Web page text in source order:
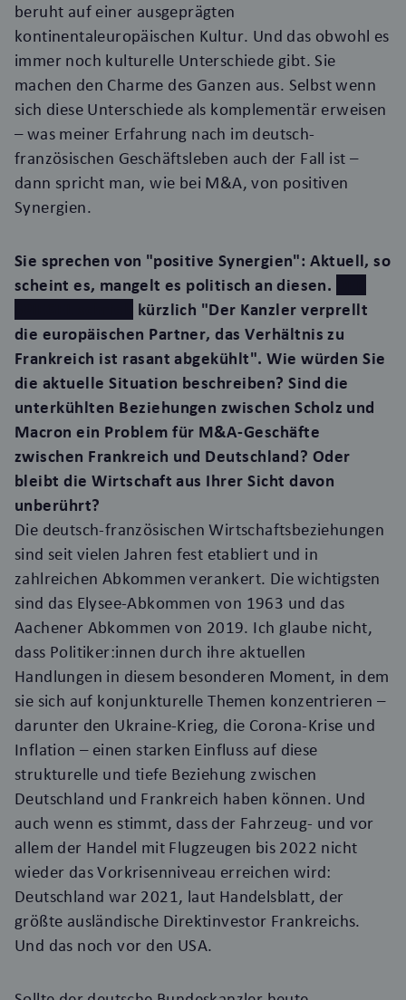
beruht auf einer ausgeprägten
kontinentaleuropäischen Kultur. Und das obwohl es
immer noch kulturelle Unterschiede gibt. Sie
machen den Charme des Ganzen aus. Selbst wenn
sich diese Unterschiede als komplementär erweisen
– was meiner Erfahrung nach im deutsch-
französischen Geschäftsleben auch der Fall ist –
dann spricht man, wie bei M&A, von positiven
Synergien.
Sie sprechen von "positive Synergien": Aktuell, so
scheint es, mangelt es politisch an diesen.
kürzlich "Der Kanzler verprellt
die europäischen Partner, das Verhältnis zu
Frankreich ist rasant abgekühlt". Wie würden Sie
die aktuelle Situation beschreiben? Sind die
unterkühlten Beziehungen zwischen Scholz und
Macron ein Problem für M&A-Geschäfte
zwischen Frankreich und Deutschland? Oder
bleibt die Wirtschaft aus Ihrer Sicht davon
unberührt?
Die deutsch-französischen Wirtschaftsbeziehungen
sind seit vielen Jahren fest etabliert und in
zahlreichen Abkommen verankert. Die wichtigsten
sind das Elysee-Abkommen von 1963 und das
Aachener Abkommen von 2019. Ich glaube nicht,
dass Politiker:innen durch ihre aktuellen
Handlungen in diesem besonderen Moment, in dem
sie sich auf konjunkturelle Themen konzentrieren –
darunter den Ukraine-Krieg, die Corona-Krise und
Inflation – einen starken Einfluss auf diese
strukturelle und tiefe Beziehung zwischen
Deutschland und Frankreich haben können. Und
auch wenn es stimmt, dass der Fahrzeug- und vor
allem der Handel mit Flugzeugen bis 2022 nicht
wieder das Vorkrisenniveau erreichen wird:
Deutschland war 2021, laut Handelsblatt, der
größte ausländische Direktinvestor Frankreichs.
Und das nochvor den USA.